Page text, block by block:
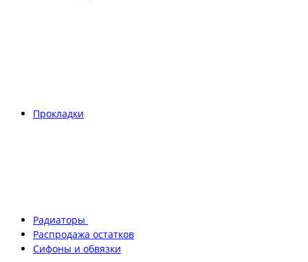
Прокладки
Радиаторы
Распродажа остатков
Сифоны и обвязки